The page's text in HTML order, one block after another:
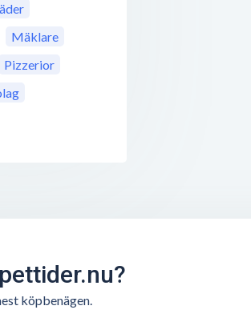
Mäklare
Pizzerior
köpbenägen.